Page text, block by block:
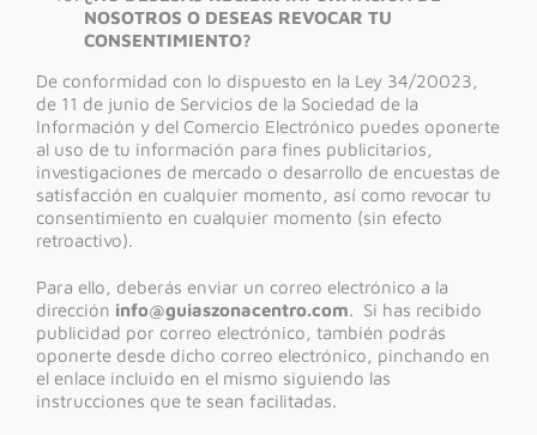
NOSOTROS O DESEAS REVOCAR TU
CONSENTIMIENTO?
De conformidad con lo dispuesto en la Ley 34/20023,
de 11 de junio de Servicios de la Sociedad de la
Información y del Comercio Electrónico puedes oponerte
al uso de tu información para fines publicitarios,
investigaciones de mercado o desarrollo de encuestas de
satisfacción en cualquier momento, así como revocar tu
consentimiento en cualquier momento (sin efecto
retroactivo).
Para ello, deberás enviar un correo electrónico a la
dirección info@guiaszonacentro.com. Si has recibido
publicidad por correo electrónico, también podrás
oponerte desde dicho correo electrónico, pinchando en
el enlace incluido en el mismo siguiendo las
instrucciones que te sean facilitadas.